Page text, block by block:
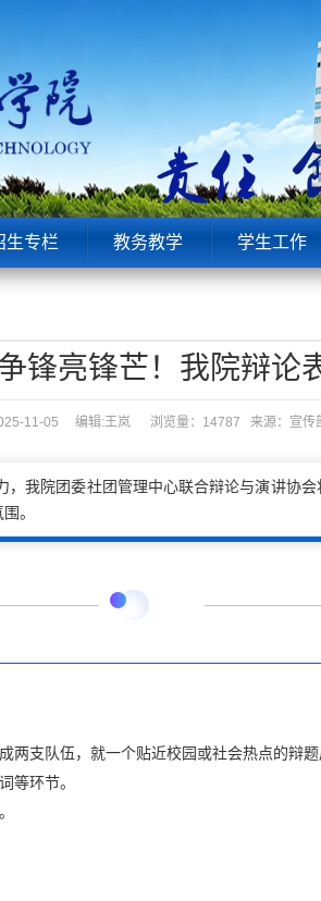
生专栏 教务教学 学生工作
锋亮锋芒！我院辩论
11-05 编辑:王岚 浏览量：14787 来源：宣
我院团委社团管理中心联合辩论与演讲协
。
两支队伍，就一个贴近校园或社会热点的辩题
等环节。